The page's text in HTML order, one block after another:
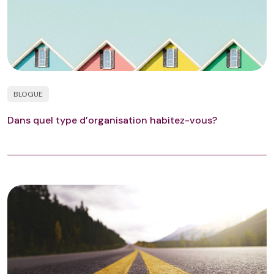
BLOGUE
Dans quel type d’organisation habitez-vous?